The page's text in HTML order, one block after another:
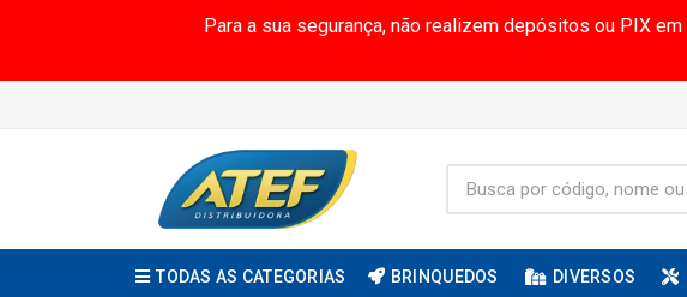
Para a sua segurança, não realizem depósitos ou PIX
TODAS AS CATEGORIAS BRINQUEDOS DIVERSOS